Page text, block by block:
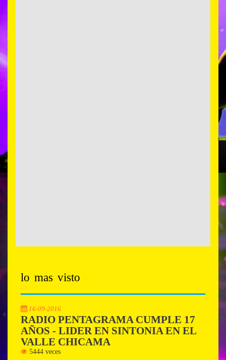
lo mas visto
16-09-2016
RADIO PENTAGRAMA CUMPLE 17
AÑOS - LIDER EN SINTONIA EN EL
VALLE CHICAMA
5444 veces